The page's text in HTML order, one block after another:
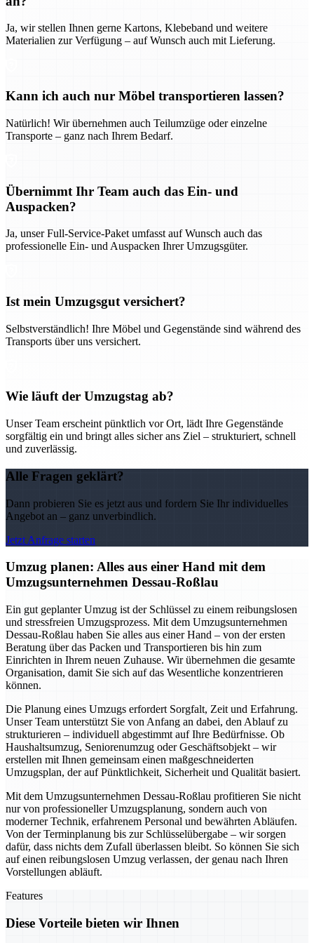
Ja, wir stellen Ihnen gerne Kartons, Klebeband und weitere
Materialien zur Verfügung – auf Wunsch auch mit Lieferung.
Kann ich auch nur Möbel transportieren lassen?
Natürlich! Wir übernehmen auch Teilumzüge oder einzelne
Transporte – ganz nach Ihrem Bedarf.
Übernimmt Ihr Team auch das Ein- und
Auspacken?
Ja, unser Full-Service-Paket umfasst auf Wunsch auch das
professionelle Ein- und Auspacken Ihrer Umzugsgüter.
Ist mein Umzugsgut versichert?
Selbstverständlich! Ihre Möbel und Gegenstände sind während des
Transports über uns versichert.
Wie läuft der Umzugstag ab?
Unser Team erscheint pünktlich vor Ort, lädt Ihre Gegenstände
sorgfältig ein und bringt alles sicher ans Ziel – strukturiert, schnell
und zuverlässig.
Alle Fragen geklärt?
Dann probieren Sie es jetzt aus und fordern Sie Ihr individuelles
Angebot an – ganz unverbindlich.
Jetzt Anfrage starten
Umzug planen: Alles aus einer Hand mit dem
Umzugsunternehmen Dessau-Roßlau
Ein gut geplanter Umzug ist der Schlüssel zu einem reibungslosen
und stressfreien Umzugsprozess. Mit dem Umzugsunternehmen
Dessau-Roßlau haben Sie alles aus einer Hand – von der ersten
Beratung über das Packen und Transportieren bis hin zum
Einrichten in Ihrem neuen Zuhause. Wir übernehmen die gesamte
Organisation, damit Sie sich auf das Wesentliche konzentrieren
können.
Die Planung eines Umzugs erfordert Sorgfalt, Zeit und Erfahrung.
Unser Team unterstützt Sie von Anfang an dabei, den Ablauf zu
strukturieren – individuell abgestimmt auf Ihre Bedürfnisse. Ob
Haushaltsumzug, Seniorenumzug oder Geschäftsobjekt – wir
erstellen mit Ihnen gemeinsam einen maßgeschneiderten
Umzugsplan, der auf Pünktlichkeit, Sicherheit und Qualität basiert.
Mit dem Umzugsunternehmen Dessau-Roßlau profitieren Sie nicht
nur von professioneller Umzugsplanung, sondern auch von
moderner Technik, erfahrenem Personal und bewährten Abläufen.
Von der Terminplanung bis zur Schlüsselübergabe – wir sorgen
dafür, dass nichts dem Zufall überlassen bleibt. So können Sie sich
auf einen reibungslosen Umzug verlassen, der genau nach Ihren
Vorstellungen abläuft.
Features
Diese Vorteile bieten wir Ihnen